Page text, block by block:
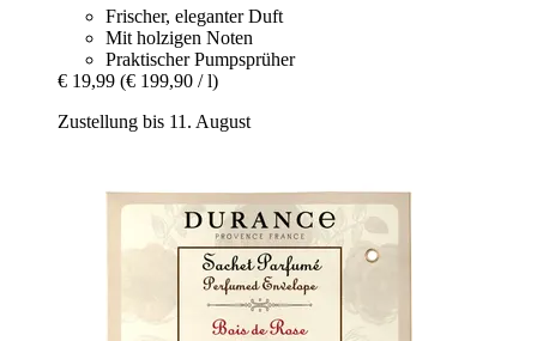
Frischer, eleganter Duft
Mit holzigen Noten
Praktischer Pumpsprüher
€ 19,99 (€ 199,90 / l)
Zustellung bis 11. August